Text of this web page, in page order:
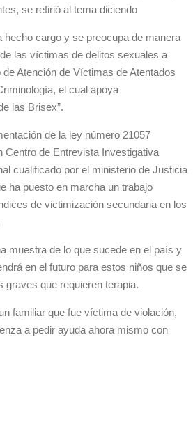
se refirió al tema diciendo
hecho cargo y se preocupa de manera
las víctimas de delitos sexuales a
Atención de Víctimas de Atentados
el cual apoya
las Brisex”.
de la ley número 21057
Centro de Entrevista Investigativa
cualificado por el ministerio de Justicia
ha puesto en marcha un trabajo
de victimización secundaria en los
muestra de lo que sucede en el país y
en el futuro para estos niños que se
que requieren terapia.
familiar que fue víctima de violación,
a pedir ayuda ahora mismo con